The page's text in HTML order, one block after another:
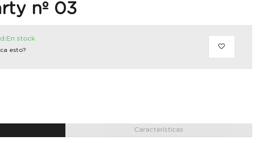
nº 03
stock
esto?
Características